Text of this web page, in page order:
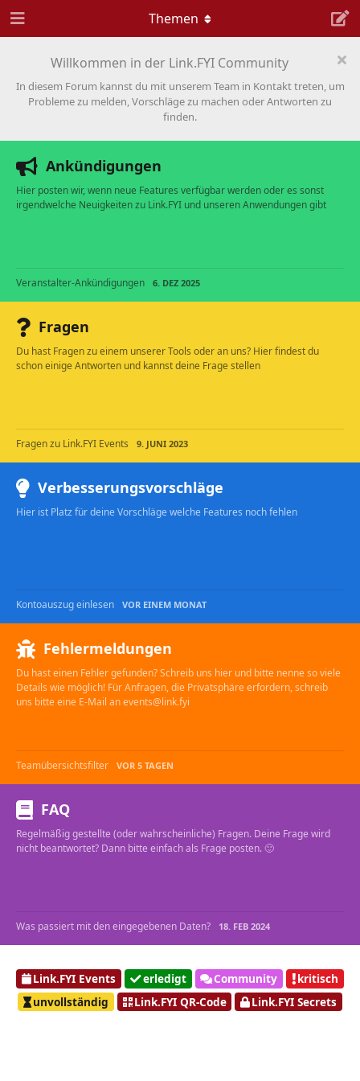
Willkommen in der Link.FYI Community
In diesem Forum kannst du mit unserem Team in Kontakt treten, um
Probleme zu melden, Vorschläge zu machen oder Antworten zu
finden.
Themen
Ankündigungen
Hier posten wir, wenn neue Features verfügbar werden oder es sonst
irgendwelche Neuigkeiten zu Link.FYI und unseren Anwendungen gibt
Veranstalter-Ankündigungen 6. DEZ 2025
Fragen
Du hast Fragen zu einem unserer Tools oder an uns? Hier findest du
schon einige Antworten und kannst deine Frage stellen
Fragen zu Link.FYI Events 9. JUNI 2023
Verbesserungsvorschläge
Hier ist Platz für deine Vorschläge welche Features noch fehlen
Kontoauszug einlesen VOR EINEM MONAT
Fehlermeldungen
Du hast einen Fehler gefunden? Schreib uns hier und bitte nenne so viele
Details wie möglich! Für Anfragen, die Privatsphäre erfordern, schreib
uns bitte eine E-Mail an events@link.fyi
Teamübersichtsfilter VOR 5 TAGEN
FAQ
Regelmäßig gestellte (oder wahrscheinliche) Fragen. Deine Frage wird
nicht beantwortet? Dann bitte einfach als Frage posten. 🙂
Was passiert mit den eingegebenen Daten? 18. FEB 2024
Link.FYI Events erledigt Community
kritisch
unvollständig
Link.FYI QR-Code Link.FYI Secrets